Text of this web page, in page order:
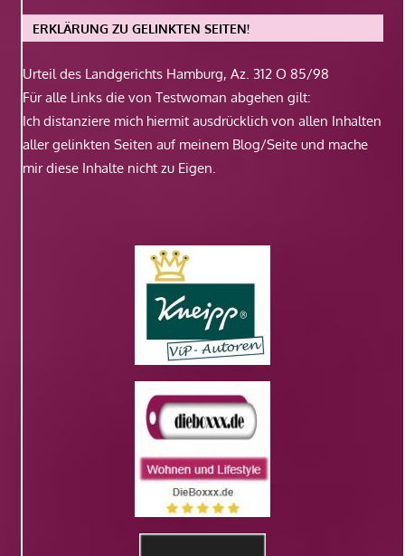
ERKLÄRUNG ZU GELINKTEN SEITEN!
Urteil des Landgerichts Hamburg, Az. 312 O 85/98
Für alle Links die von Testwoman abgehen gilt:
Ich distanziere mich hiermit ausdrücklich von allen Inhalten
aller gelinkten Seiten auf meinem Blog/Seite und mache
mir diese Inhalte nicht zu Eigen.